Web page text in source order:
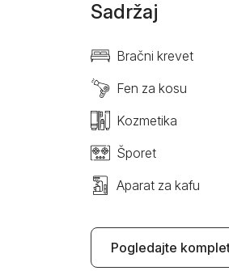
Sadržaj
Bračni krevet
Fen za kosu
Kozmetika
Šporet
Aparat za kafu
Pogledajte